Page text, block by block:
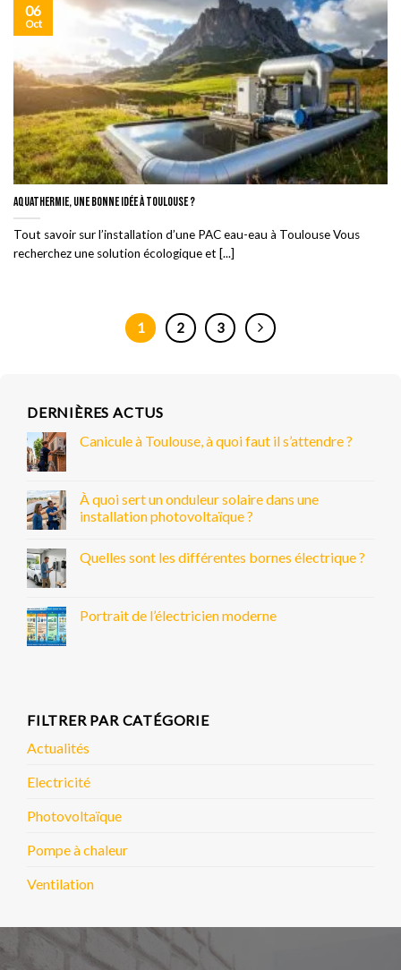
Aquathermie, une bonne idée à Toulouse ?
Tout savoir sur l’installation d’une PAC eau-eau à Toulouse Vous
recherchez une solution écologique et [...]
06
Oct
1 2 3
DERNIÈRES ACTUS
Canicule à Toulouse, à quoi faut il s’attendre ?
À quoi sert un onduleur solaire dans une
installation photovoltaïque ?
Quelles sont les différentes bornes électrique ?
Portrait de l’électricien moderne
FILTRER PAR CATÉGORIE
Actualités
Electricité
Photovoltaïque
Pompe à chaleur
Ventilation